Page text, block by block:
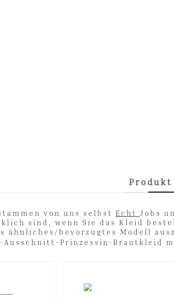
von uns selbst Echt Jobs
sind, wenn Sie das Kleid
ähnliches/bevorzugtes